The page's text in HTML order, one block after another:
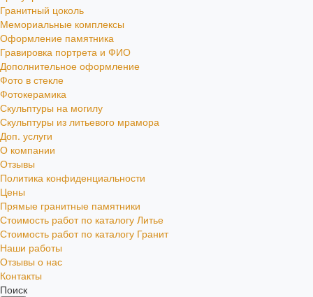
Гранитный цоколь
Мемориальные комплексы
Оформление памятника
Гравировка портрета и ФИО
Дополнительное оформление
Фото в стекле
Фотокерамика
Скульптуры на могилу
Скульптуры из литьевого мрамора
Доп. услуги
О компании
Отзывы
Политика конфиденциальности
Цены
Прямые гранитные памятники
Стоимость работ по каталогу Литье
Стоимость работ по каталогу Гранит
Наши работы
Отзывы о нас
Контакты
Поиск